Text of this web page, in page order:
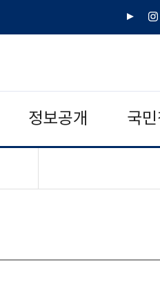
유
인
정보공개 국